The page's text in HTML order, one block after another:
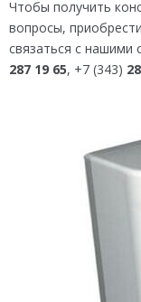
Чтобы получить
вопросы,
связаться с нашими
287 19 65, +7 (343)